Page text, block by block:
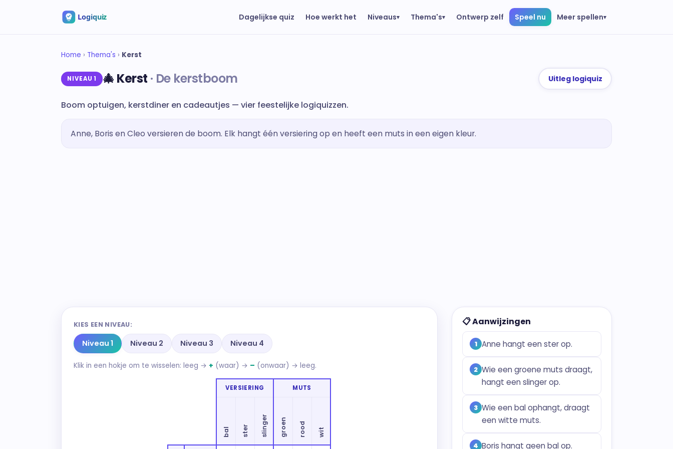
Dagelijkse quiz Hoe werkt het Niveaus▾ Thema's▾ Ontwerp zelf Speel nu Meer spellen▾
Home › Thema's › Kerst
NIVEAU 1 🎄 Kerst De kerstboom Uitleg logiquiz
Boom optuigen, kerstdiner en cadeautjes — vier feestelijke logiquizzen.
Anne, Boris en Cleo versieren de boom. Elk hangt één versiering op en heeft een muts in een eigen kleur.
KIES EEN NIVEAU:
Niveau 1 Niveau 2 Niveau 3 Niveau 4
Klik in een hokje om te wisselen: leeg → + (waar) → – (onwaar) → leeg.
VERSIERING MUTS
bal ster slinger groen rood wit
📋 Aanwijzingen
1 Anne hangt een ster op.
2 Wie een groene muts draagt,
hangt een slinger op.
3 Wie een bal ophangt, draagt
een witte muts.
4 Boris hangt geen bal op.